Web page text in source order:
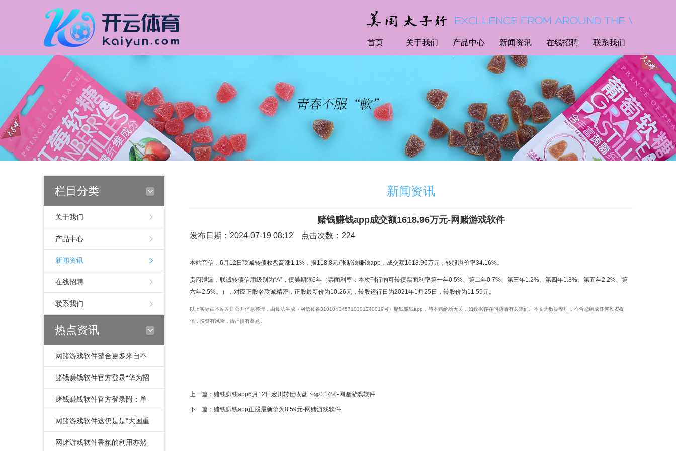
首页 关于我们 产品中心 新闻资讯 在线招聘 联系我们
栏目分类
关于我们
产品中心
新闻资讯
在线招聘
联系我们
热点资讯
网赌游戏软件整合更多来自不
同业使动作的信息-网赌游戏软
件
赌钱赚钱软件官方登录“华为招
聘”官方公众号发文称-网赌游戏
软件
赌钱赚钱软件官方登录附：单
元年度工资收入讲述甘愿
书.doc看到这里-网赌游戏软件
网赌游戏软件这仍是是“大国重
器”第四年在天猫“双11”亮相-网
网赌游戏软件香氛的利用亦然
新闻资讯
赌钱赚钱app成交额1618.96万元-网赌游戏软件
发布日期：2024-07-19 08:12 点击次数：224
本站音信，6月12日联诚转债收盘高涨1.1%，报118.8元/张赌钱赚钱app，成交额1618.96万元，转股溢价率34.16%。
贵府泄漏，联诚转债信用级别为“A”，债券期限6年（票面利率：本次刊行的可转债票面利率第一年0.5%、第二年0.7%、第三年1.2%、第四年1.8%、第五年2.2%、第
六年2.5%。），对应正股名联诚精密，正股最新价为10.26元，转股运行日为2021年1月25日，转股价为11.59元。
以上实际由本站左证公开信息整理，由算法生成（网信算备310104345710301240019号）赌钱赚钱app，与本赠给场无关，如数据存在问题请有关咱们。本文为数据整理，不合您组成任何投资提
倡，投资有风险，请严慎有蓄意。
上一篇： 赌钱赚钱app6月12日宏川转债收盘下落0.14%-网赌游戏软件
下一篇： 赌钱赚钱app正股最新价为8.59元-网赌游戏软件